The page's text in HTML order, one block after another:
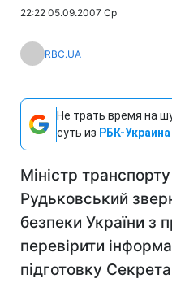
22:22 05.09.2007 Ср
RBC.UA
Не трать время на
суть из РБК-
Міністр
Рудьковський
безпеки України з
перевірити
підготовку